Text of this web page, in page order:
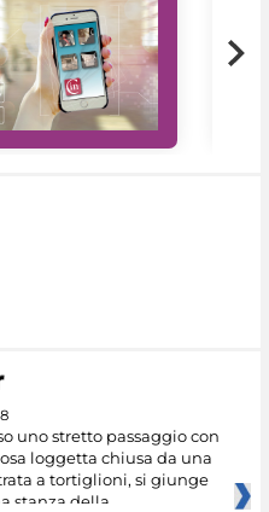
uno stretto passaggio con
loggetta chiusa da una
a tortiglioni, si giunge
stanza della